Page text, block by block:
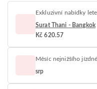
Exkluzivní nabídky
Surat Thani - Bangkok
Kč 620.57
Měsíc nejnižšího
srp